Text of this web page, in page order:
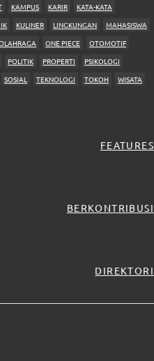
KAMPUS KARIR
KATA-KATA
KULINER LINGKUNGAN
MAHASISWA
ONE PIECE
OTOMOTIF
POLITIK PROPERTI
PSIKOLOGI
SOSIAL TEKNOLOGI TOKOH WISATA
FEATURES
BERKONTRIBUSI
DIREKTORI